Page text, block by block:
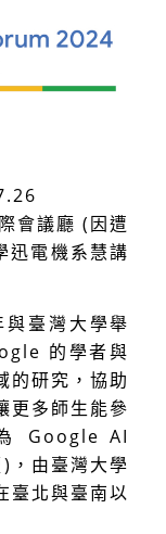
會議廳 (因遭
迅電機系慧講
臺灣大學舉
的學者與
的研究，協助
更多師生能參
Google AI
由臺灣大學
臺北與臺南以